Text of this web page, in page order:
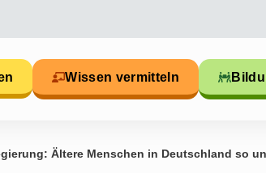
Wissen vermitteln
Ältere Menschen in Deutschland so